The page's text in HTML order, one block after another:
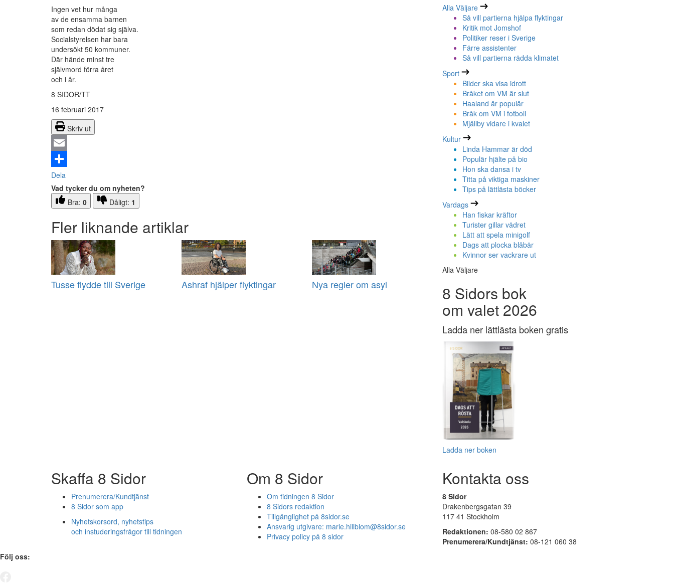
Ingen vet hur många
av de ensamma barnen
som redan dödat sig själva.
Socialstyrelsen har bara
undersökt 50 kommuner.
Där hände minst tre
självmord förra året
och i år.
8 SIDOR/TT
16 februari 2017
Skriv ut
Email
Dela
Vad tycker du om nyheten?
Bra: 0 Dåligt: 1
Fler liknande artiklar
Tusse flydde till Sverige Ashraf hjälper flyktingar Nya regler om asyl
Alla Väljare
Så vill partierna hjälpa flyktingar
Kritik mot Jomshof
Politiker reser i Sverige
Färre assistenter
Så vill partierna rädda klimatet
Sport
Bilder ska visa idrott
Bråket om VM är slut
Haaland är populär
Bråk om VM i fotboll
Mjällby vidare i kvalet
Kultur
Linda Hammar är död
Populär hjälte på bio
Hon ska dansa i tv
Titta på viktiga maskiner
Tips på lättlästa böcker
Vardags
Han fiskar kräftor
Turister gillar vädret
Lätt att spela minigolf
Dags att plocka blåbär
Kvinnor ser vackrare ut
Alla Väljare
8 Sidors bok
om valet 2026
Ladda ner lättlästa boken gratis
Ladda ner boken
Skaffa 8 Sidor
Prenumerera/Kundtjänst
8 Sidor som app
Nyhetskorsord, nyhetstips
och instuderingsfrågor till tidningen
Om 8 Sidor
Om tidningen 8 Sidor
8 Sidors redaktion
Tillgänglighet på 8sidor.se
Ansvarig utgivare: marie.hillblom@8sidor.se
Privacy policy på 8 sidor
Kontakta oss
8 Sidor
Drakenbergsgatan 39
117 41 Stockholm
Redaktionen: 08-580 02 867
Prenumerera/Kundtjänst: 08-121 060 38
Följ oss: